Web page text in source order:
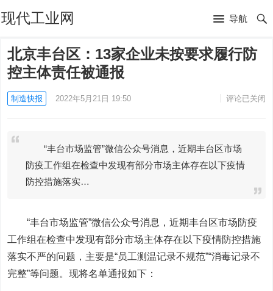
现代工业网 导航
北京丰台区：13家企业未按要求履行防
控主体责任被通报
制造快报 2022年5月21日 19:50 评论已关闭
“丰台市场监管”微信公众号消息，近期丰台区市场
防疫工作组在检查中发现有部分市场主体存在以下疫情
防控措施落实…
“丰台市场监管”微信公众号消息，近期丰台区市场防疫
工作组在检查中发现有部分市场主体存在以下疫情防控措施
落实不严的问题，主要是“员工测温记录不规范”“消毒记录不
完整”等问题。现将名单通报如下：